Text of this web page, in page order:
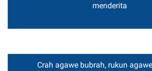
menderita
Crah agawe bubrah, rukun